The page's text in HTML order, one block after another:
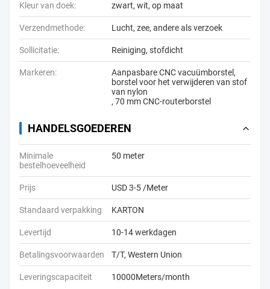
Kleur van doek: zwart, wit, op maat
Verzendmethode: Lucht, zee, andere als verzoek
Sollicitatie: Reiniging, stofdicht
Markeren: Aanpasbare CNC vacuümborstel ,
borstel voor het verwijderen van stof
van nylon
, 70 mm CNC-routerborstel
HANDELSGOEDEREN
Minimale
bestelhoeveelheid
50 meter
Prijs USD 3-5 /Meter
Standaard verpakking KARTON
Levertijd 10-14 werkdagen
Betalingsvoorwaarden T/T, Western Union
Leveringscapaciteit 10000Meters/month